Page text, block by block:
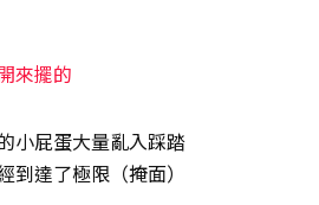
來擺的
小屁蛋大量亂入踩踏
到達了極限（掩面）